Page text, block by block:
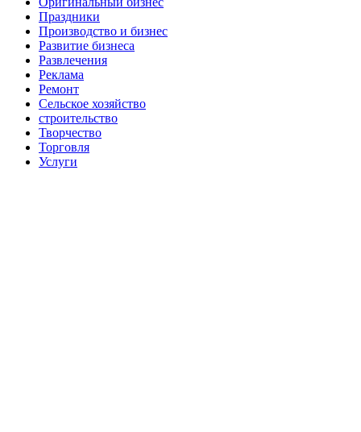
Праздники
Производство и бизнес
Развитие бизнеса
Развлечения
Реклама
Ремонт
Сельское хозяйство
строительство
Творчество
Торговля
Услуги